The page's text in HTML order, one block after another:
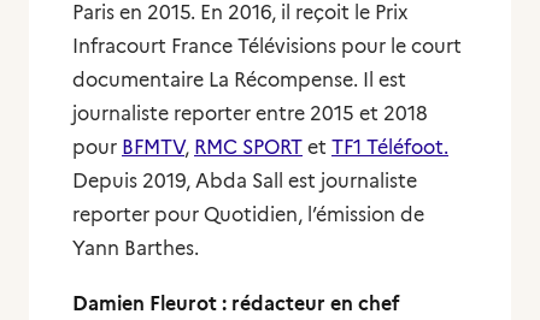
Paris en 2015. En 2016, il reçoit le Prix
Infracourt France Télévisions pour le court
documentaire La Récompense. Il est
journaliste reporter entre 2015 et 2018
pour BFMTV, RMC SPORT et TF1 Téléfoot.
Depuis 2019, Abda Sall est journaliste
reporter pour Quotidien, l’émission de
Yann Barthes.
Damien Fleurot : rédacteur en chef